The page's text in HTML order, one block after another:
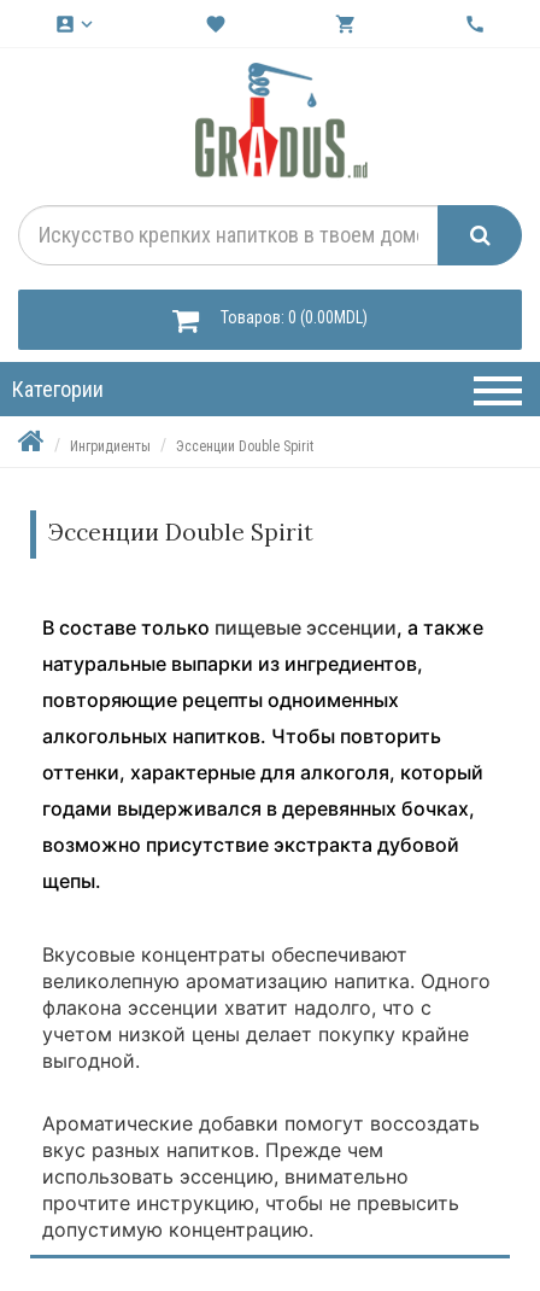
account_box keyboard_arrow_down favorite shopping_cart call
Товаров: 0 (0.00MDL)
Категории
Ингридиенты Эссенции Double Spirit
Эссенции Double Spirit
В составе только пищевые эссенции, а также
натуральные выпарки из ингредиентов,
повторяющие рецепты одноименных
алкогольных напитков. Чтобы повторить
оттенки, характерные для алкоголя, который
годами выдерживался в деревянных бочках,
возможно присутствие экстракта дубовой
щепы.
Вкусовые концентраты обеспечивают
великолепную ароматизацию напитка. Одного
флакона эссенции хватит надолго, что с
учетом низкой цены делает покупку крайне
выгодной.
Ароматические добавки помогут воссоздать
вкус разных напитков. Прежде чем
использовать эссенцию, внимательно
прочтите инструкцию, чтобы не превысить
допустимую концентрацию.